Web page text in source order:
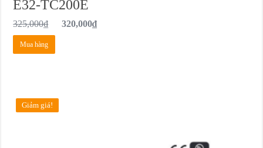
E32-TC200E
325,000₫ 320,000₫
Mua hàng
Giảm giá!